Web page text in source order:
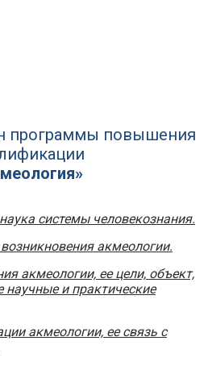
программы повышения
системы человекознания.
акмеологии.
акмеологии, ее цели, объект,
научные и практические
акмеологии, ее связь с